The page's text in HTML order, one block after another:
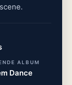
ALBUM
Dance